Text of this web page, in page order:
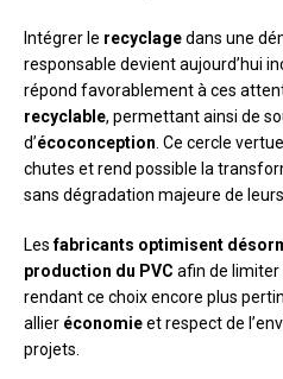
Intégrer le recyclagedans une
responsable devient aujourd’hui
répond favorablement à ces
recyclable, permettant ainsi de
d’écoconception . Ce cercle
chutes et rend possible la
sans dégradation majeure de
Lesfabricants optimisent
production du PVC afin de limiter
rendant ce choix encore plus
allier économieet respect de
projets.